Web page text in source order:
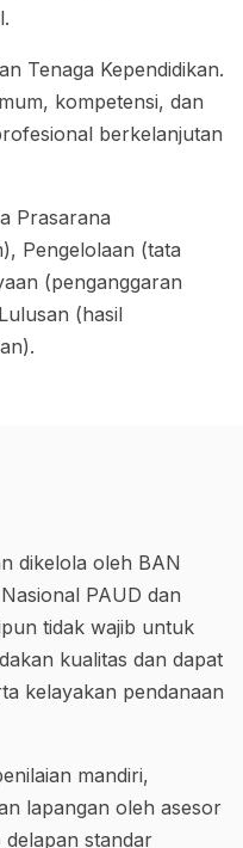
Tenaga Kependidikan.
kompetensi, dan
berkelanjutan
Prasarana
Pengelolaan (tata
(penganggaran
(hasil
dikelola oleh BAN
PAUD dan
tidak wajib untuk
kualitas dan dapat
kelayakan pendanaan
mandiri,
lapangan oleh asesor
standar